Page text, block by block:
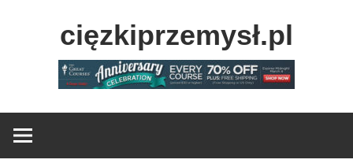
cięzkiprzemysł.pl
Najlepsze
informacje
ze
świata
przemysłu!